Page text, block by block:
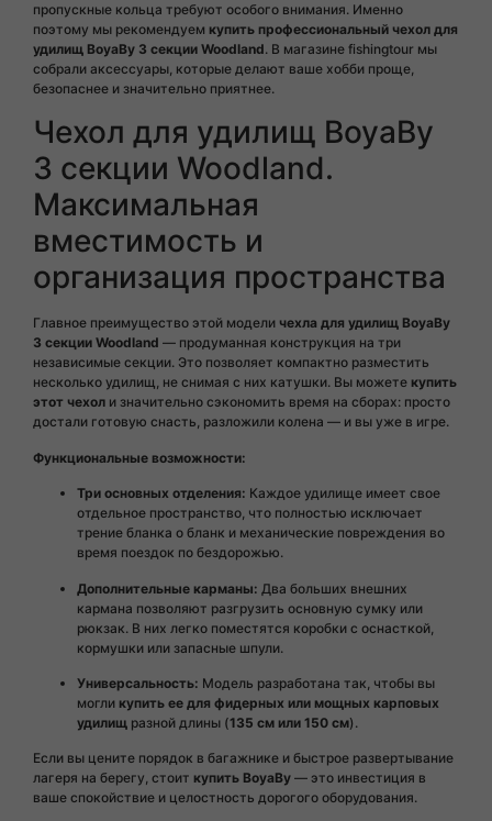
пропускные кольца требуют особого внимания. Именно
поэтому мы рекомендуем купить профессиональный чехол для
удилищ BoyaBy 3 секции Woodland. В магазине fishingtour мы
собрали аксессуары, которые делают ваше хобби проще,
безопаснее и значительно приятнее.
Чехол для удилищ BoyaBy
3 секции Woodland.
Максимальная
вместимость и
организация пространства
Главное преимущество этой модели чехла для удилищ BoyaBy
3 секции Woodland — продуманная конструкция на три
независимые секции. Это позволяет компактно разместить
несколько удилищ, не снимая с них катушки. Вы можете купить
этот чехол и значительно сэкономить время на сборах: просто
достали готовую снасть, разложили колена — и вы уже в игре.
Функциональные возможности:
Три основных отделения: Каждое удилище имеет свое
отдельное пространство, что полностью исключает
трение бланка о бланк и механические повреждения во
время поездок по бездорожью.
Дополнительные карманы: Два больших внешних
кармана позволяют разгрузить основную сумку или
рюкзак. В них легко поместятся коробки с оснасткой,
кормушки или запасные шпули.
Универсальность: Модель разработана так, чтобы вы
могли купить ее для фидерных или мощных карповых
удилищ разной длины (135 см или 150 см).
Если вы цените порядок в багажнике и быстрое развертывание
лагеря на берегу, стоит купить BoyaBy — это инвестиция в
ваше спокойствие и целостность дорогого оборудования.